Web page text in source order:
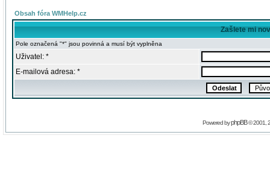
Obsah fóra WMHelp.cz
Zašlete mi
Pole označená "*" jsou povinná a musí být vyplněna
Uživatel: *
E-mailová adresa: *
Powered byphpBB© 2001,